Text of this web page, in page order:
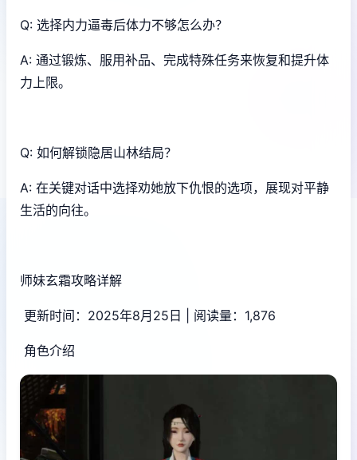
Q: 选择内力逼毒后体力不够怎么办？
A: 通过锻炼、服用补品、完成特殊任务来恢复和提升体
力上限。
Q: 如何解锁隐居山林结局？
A: 在关键对话中选择劝她放下仇恨的选项，展现对平静
生活的向往。
师妹玄霜攻略详解
更新时间：2025年8月25日 | 阅读量：1,876
角色介绍